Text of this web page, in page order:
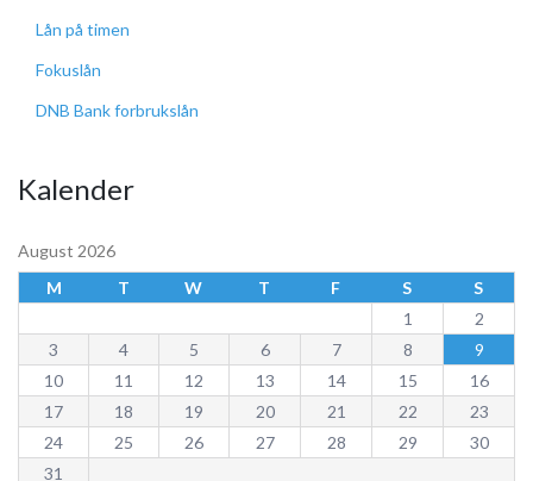
Lån på timen
Fokuslån
DNB Bank forbrukslån
Kalender
August 2026
M
T W T F S
S
1
2
3
4 5 6 7 8
9
10
11 12 13 14 15
16
17
18 19 20 21 22
23
24
25 26 27 28 29
30
31